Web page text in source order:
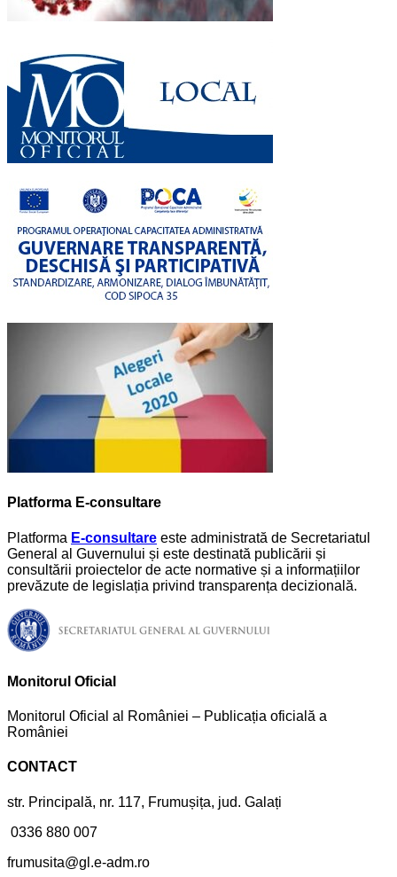
Platforma E-consultare
Platforma E-consultare este administrată de Secretariatul
General al Guvernului și este destinată publicării și
consultării proiectelor de acte normative și a informațiilor
prevăzute de legislația privind transparența decizională.
Monitorul Oficial
Monitorul Oficial al României – Publicația oficială a
României
CONTACT
str. Principală, nr. 117, Frumușița, jud. Galați
0336 880 007
frumusita@gl.e-adm.ro